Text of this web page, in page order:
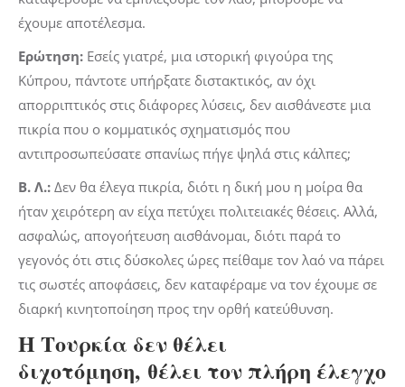
έχουμε αποτέλεσμα.
Ερώτηση: Εσείς γιατρέ, μια ιστορική φιγούρα της
Κύπρου, πάντοτε υπήρξατε διστακτικός, αν όχι
απορριπτικός στις διάφορες λύσεις, δεν αισθάνεστε μια
πικρία που ο κομματικός σχηματισμός που
αντιπροσωπεύσατε σπανίως πήγε ψηλά στις κάλπες;
Β. Λ.: Δεν θα έλεγα πικρία, διότι η δική μου η μοίρα θα
ήταν χειρότερη αν είχα πετύχει πολιτειακές θέσεις. Αλλά,
ασφαλώς, απογοήτευση αισθάνομαι, διότι παρά το
γεγονός ότι στις δύσκολες ώρες πείθαμε τον λαό να πάρει
τις σωστές αποφάσεις, δεν καταφέραμε να τον έχουμε σε
διαρκή κινητοποίηση προς την ορθή κατεύθυνση.
Η Τουρκία δεν θέλει
διχοτόμηση, θέλει τον πλήρη έλεγχο